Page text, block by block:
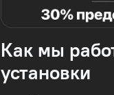
Как мы
установки